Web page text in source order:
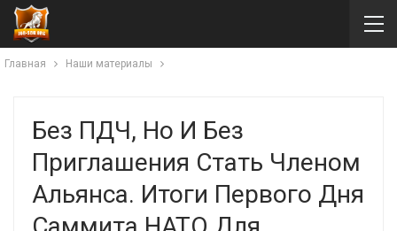
Главная Наши материалы
Без ПДЧ, Но И Без
Приглашения Стать Членом
Альянса. Итоги Первого Дня